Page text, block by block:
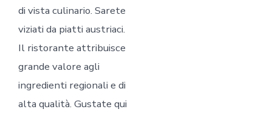
di vista culinario. Sarete
viziati da piatti austriaci.
Il ristorante attribuisce
grande valore agli
ingredienti regionali e di
alta qualità. Gustate qui